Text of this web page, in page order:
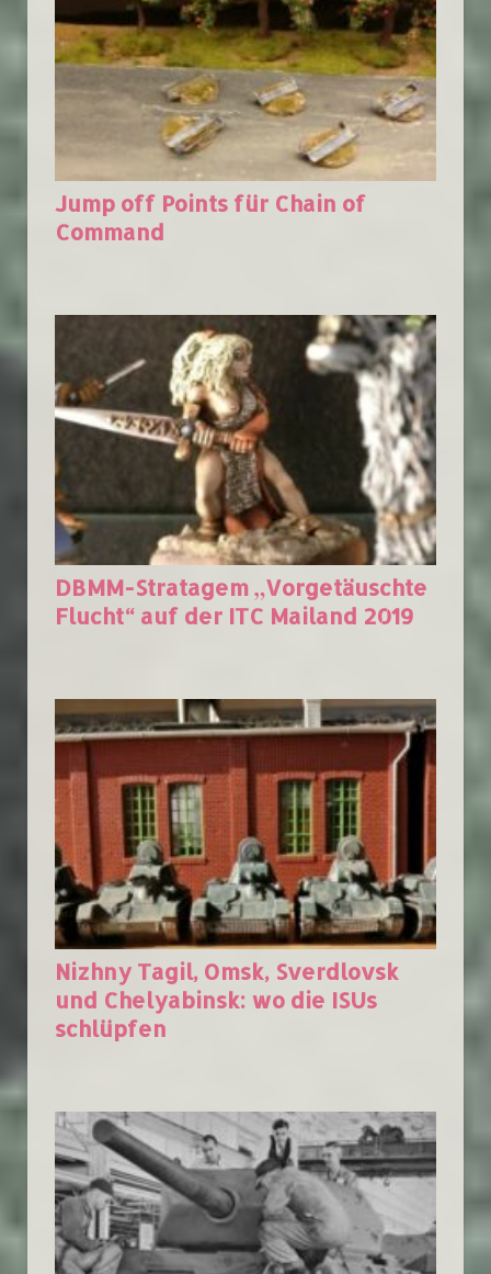
Jump off Points für Chain of
Command
DBMM-Stratagem „Vorgetäuschte
Flucht“ auf der ITC Mailand 2019
Nizhny Tagil, Omsk, Sverdlovsk
und Chelyabinsk: wo die ISUs
schlüpfen